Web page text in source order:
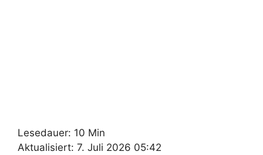
Lesedauer: 10 Min
Aktualisiert: 7. Juli 2026 05:42